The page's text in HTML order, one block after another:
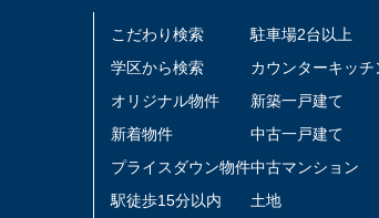
こだわり検索
学区から検索
オリジナル物件
新着物件
プライスダウン物件
駅徒歩15分以内
駐車場2台以上
カウンターキッチ
新築一戸建て
中古一戸建て
中古マンション
土地